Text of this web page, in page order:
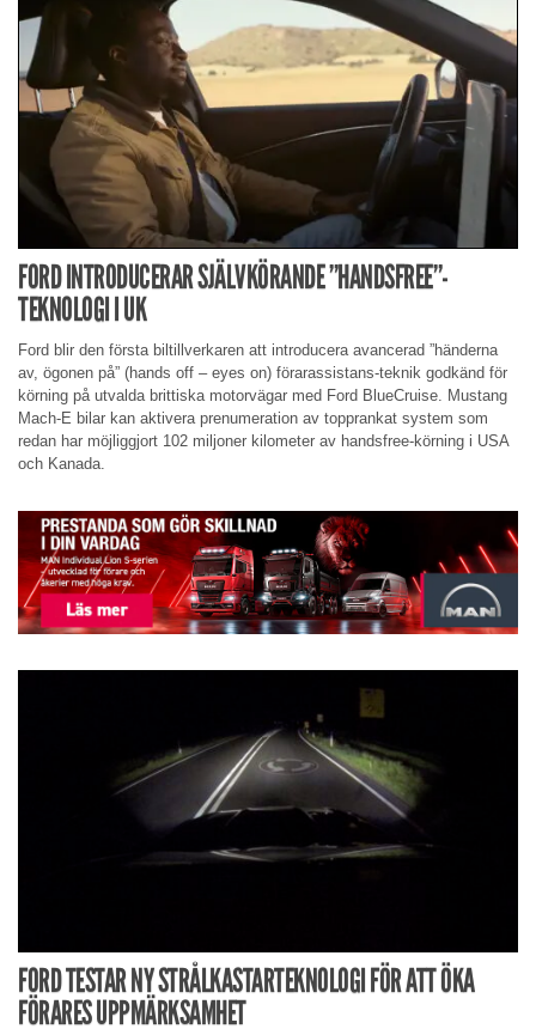
FORD INTRODUCERAR SJÄLVKÖRANDE ”HANDSFREE”-
TEKNOLOGI I UK
Ford blir den första biltillverkaren att introducera avancerad ”händerna
av, ögonen på” (hands off – eyes on) förarassistans-teknik godkänd för
körning på utvalda brittiska motorvägar med Ford BlueCruise. Mustang
Mach-E bilar kan aktivera prenumeration av topprankat system som
redan har möjliggjort 102 miljoner kilometer av handsfree-körning i USA
och Kanada.
FORD TESTAR NY STRÅLKASTARTEKNOLOGI FÖR ATT ÖKA
FÖRARES UPPMÄRKSAMHET